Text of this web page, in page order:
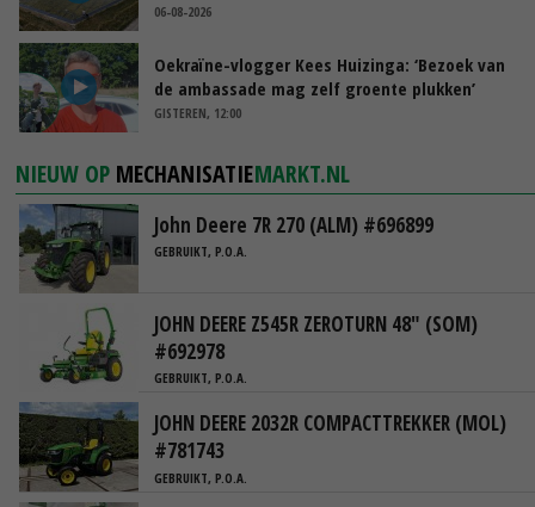
06-08-2026
Oekraïne-vlogger Kees Huizinga: ‘Bezoek van
de ambassade mag zelf groente plukken’
GISTEREN, 12:00
NIEUW OP MECHANISATIEMARKT.NL
John Deere 7R 270 (ALM) #696899
GEBRUIKT, P.O.A.
JOHN DEERE Z545R ZEROTURN 48" (SOM)
#692978
GEBRUIKT, P.O.A.
JOHN DEERE 2032R COMPACTTREKKER (MOL)
#781743
GEBRUIKT, P.O.A.